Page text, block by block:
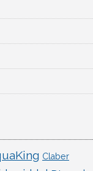
Claber